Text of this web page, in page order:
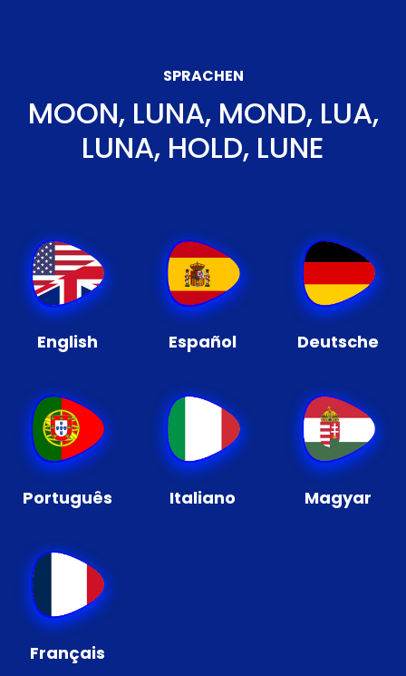
SPRACHEN
MOON, LUNA, MOND, LUA,
LUNA, HOLD, LUNE
English Español Deutsche
Português Italiano Magyar
Français